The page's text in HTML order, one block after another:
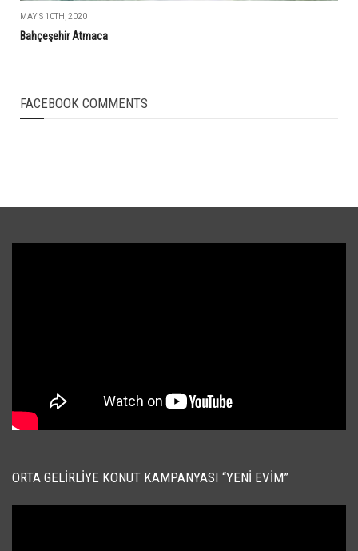
MAYIS 10TH, 2020
Bahçeşehir Atmaca
FACEBOOK COMMENTS
ORTA GELIRLIYE KONUT KAMPANYASI “YENI EVIM”